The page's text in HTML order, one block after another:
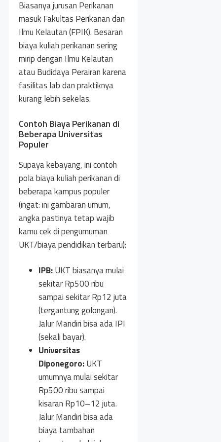
Biasanya jurusan Perikanan
masuk Fakultas Perikanan dan
Ilmu Kelautan (FPIK). Besaran
biaya kuliah perikanan sering
mirip dengan Ilmu Kelautan
atau Budidaya Perairan karena
fasilitas lab dan praktiknya
kurang lebih sekelas.
Contoh Biaya Perikanan di
Beberapa Universitas
Populer
Supaya kebayang, ini contoh
pola biaya kuliah perikanan di
beberapa kampus populer
(ingat: ini gambaran umum,
angka pastinya tetap wajib
kamu cek di pengumuman
UKT/biaya pendidikan terbaru):
IPB:UKT biasanya mulai
sekitar Rp500 ribu
sampai sekitar Rp12 juta
(tergantung golongan).
Jalur Mandiri bisa ada IPI
(sekali bayar).
Universitas
Diponegoro:UKT
umumnya mulai sekitar
Rp500 ribu sampai
kisaran Rp10–12 juta.
Jalur Mandiri bisa ada
biaya tambahan